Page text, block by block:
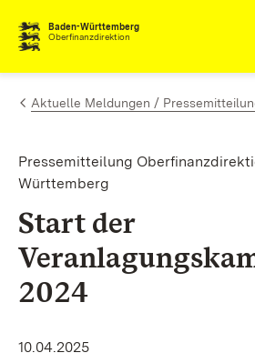
Zum Inhalt springen
Baden-Württemberg
Oberfinanzdirektion
Aktuelle Meldungen /
Pressemitteilung
Württemberg
Start der
2024
10.04.2025